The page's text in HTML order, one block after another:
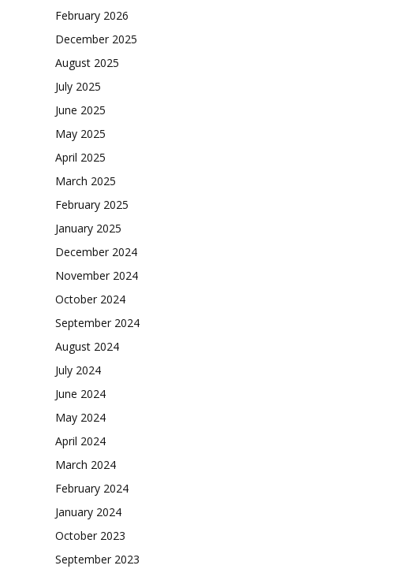
February 2026
December 2025
August 2025
July 2025
June 2025
May 2025
April 2025
March 2025
February 2025
January 2025
December 2024
November 2024
October 2024
September 2024
August 2024
July 2024
June 2024
May 2024
April 2024
March 2024
February 2024
January 2024
October 2023
September 2023